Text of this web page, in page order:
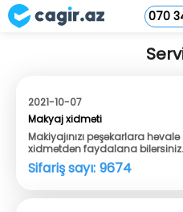
070
2021-10-07
Makyaj xidməti
Makiyajınızı peşəkarlara
xidmətdən faydalana bilərsiniz.
Sifariş sayı: 9674